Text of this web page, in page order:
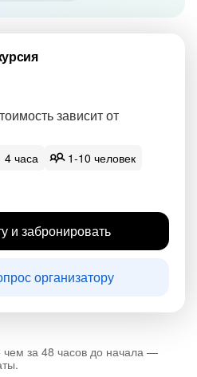
зависит от
4 часа
1-10 человек
и забронировать
организатору
за 48 часов до начала —